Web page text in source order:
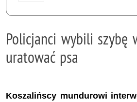
Policjanci wybili szybę
uratować psa
Koszalińscy mundurowi